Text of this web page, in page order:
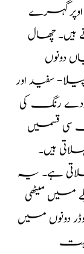
اوپرگہرے
ہیں۔ چھال
دونوں
پیلا- سفید اور
اودے رنگ کی
سی قسمیں
ہیں۔
ہے۔ یہ
میں میٹھی
دونوں میں